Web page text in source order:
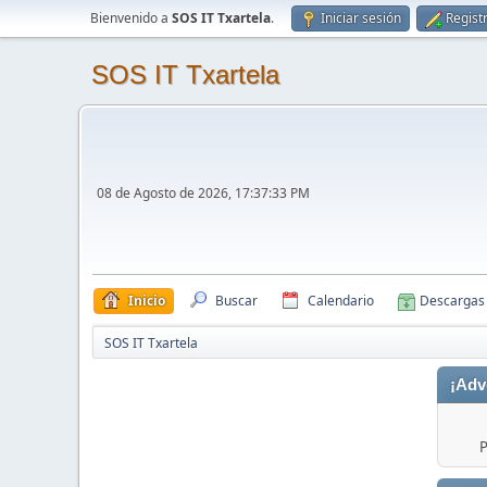
Bienvenido a SOS IT Txartela. Iniciar sesión
SOS IT Txartela
08 de Agosto de 2026, 17:37:33 PM
Inicio Buscar Calendario Descargas
SOS IT Txartela